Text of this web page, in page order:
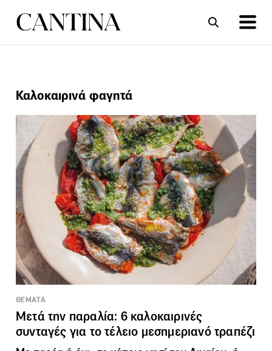
ΣΥΝΤΑΓΕΣ
Καλοκαιρινά φαγητά
ΘΕΜΑΤΑ
Μετά την παραλία: 6 καλοκαιρινές
συνταγές για το τέλειο μεσημεριανό τραπέζι